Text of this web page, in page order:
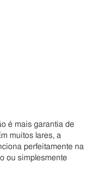
é mais garantia de
muitos lares, a
perfeitamente na
ou simplesmente